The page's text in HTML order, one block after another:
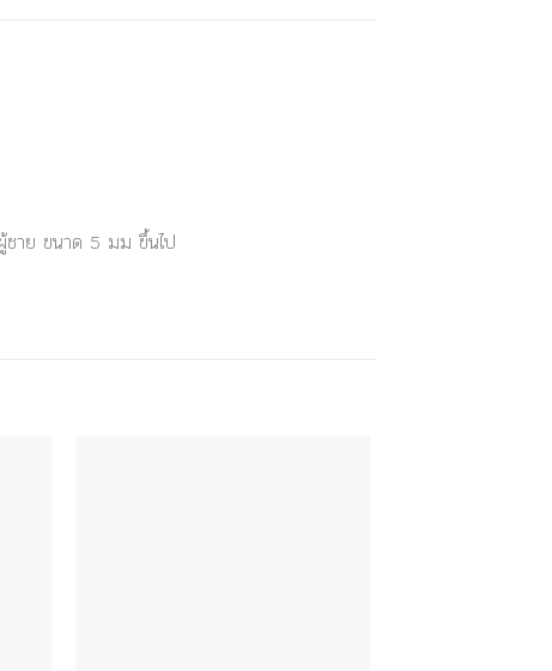
าย ขนาด 5 มม ขึ้นไป